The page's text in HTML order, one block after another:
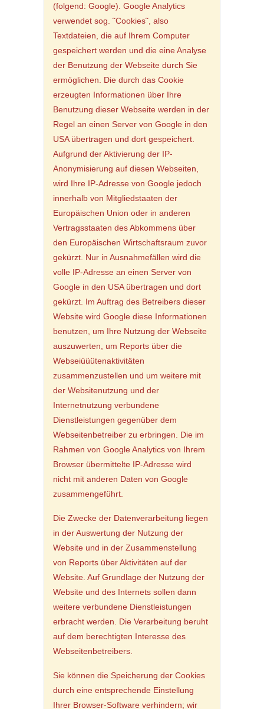
(folgend: Google). Google Analytics
verwendet sog. ˜Cookies˜, also
Textdateien, die auf Ihrem Computer
gespeichert werden und die eine Analyse
der Benutzung der Webseite durch Sie
ermöglichen. Die durch das Cookie
erzeugten Informationen über Ihre
Benutzung dieser Webseite werden in der
Regel an einen Server von Google in den
USA übertragen und dort gespeichert.
Aufgrund der Aktivierung der IP-
Anonymisierung auf diesen Webseiten,
wird Ihre IP-Adresse von Google jedoch
innerhalb von Mitgliedstaaten der
Europäischen Union oder in anderen
Vertragsstaaten des Abkommens über
den Europäischen Wirtschaftsraum zuvor
gekürzt. Nur in Ausnahmefällen wird die
volle IP-Adresse an einen Server von
Google in den USA übertragen und dort
gekürzt. Im Auftrag des Betreibers dieser
Website wird Google diese Informationen
benutzen, um Ihre Nutzung der Webseite
auszuwerten, um Reports über die
Webseiüüütenaktivitäten
zusammenzustellen und um weitere mit
der Websitenutzung und der
Internetnutzung verbundene
Dienstleistungen gegenüber dem
Webseitenbetreiber zu erbringen. Die im
Rahmen von Google Analytics von Ihrem
Browser übermittelte IP-Adresse wird
nicht mit anderen Daten von Google
zusammengeführt.
Die Zwecke der Datenverarbeitung liegen
in der Auswertung der Nutzung der
Website und in der Zusammenstellung
von Reports über Aktivitäten auf der
Website. Auf Grundlage der Nutzung der
Website und des Internets sollen dann
weitere verbundene Dienstleistungen
erbracht werden. Die Verarbeitung beruht
auf dem berechtigten Interesse des
Webseitenbetreibers.
Sie können die Speicherung der Cookies
durch eine entsprechende Einstellung
Ihrer Browser-Software verhindern; wir